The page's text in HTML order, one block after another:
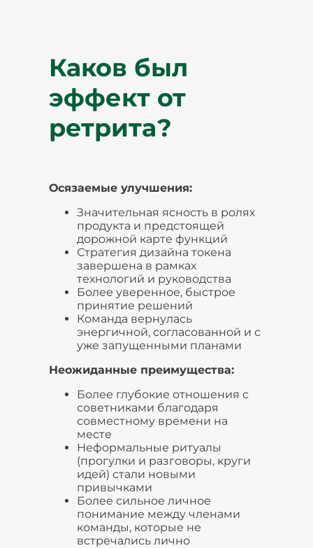
Каков был
эффект от
ретрита?
Осязаемые улучшения:
Значительная ясность в ролях
продукта и предстоящей
дорожной карте функций
Стратегия дизайна токена
завершена в рамках
технологий и руководства
Более уверенное, быстрое
принятие решений
Команда вернулась
энергичной, согласованной и с
уже запущенными планами
Неожиданные преимущества:
Более глубокие отношения с
советниками благодаря
совместному времени на
месте
Неформальные ритуалы
(прогулки и разговоры, круги
идей) стали новыми
привычками
Более сильное личное
понимание между членами
команды, которые не
встречались лично